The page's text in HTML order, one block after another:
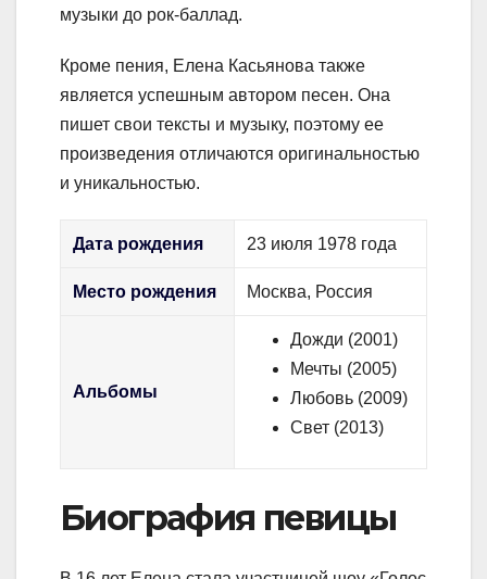
музыки до рок-баллад.
Кроме пения, Елена Касьянова также
является успешным автором песен. Она
пишет свои тексты и музыку, поэтому ее
произведения отличаются оригинальностью
и уникальностью.
Дата рождения 23 июля 1978 года
Место рождения Москва, Россия
Альбомы
Дожди (2001)
Мечты (2005)
Любовь (2009)
Свет (2013)
Биография певицы